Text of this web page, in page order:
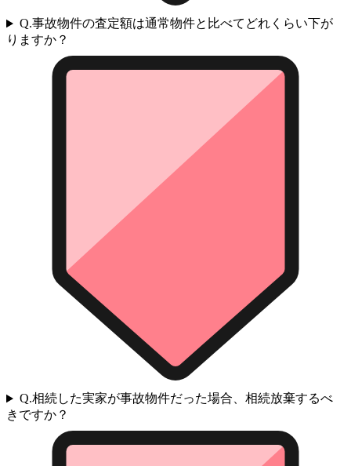
Q.事故物件の査定額は通常物件と比べてどれくらい下が
りますか？
Q.相続した実家が事故物件だった場合、相続放棄するべ
きですか？